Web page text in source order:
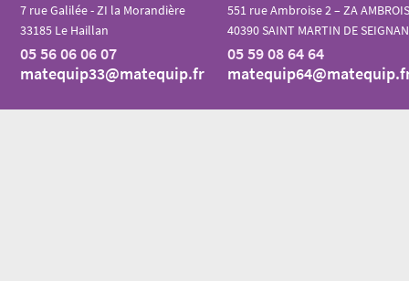
7 rue Galilée - ZI la Morandière
33185 Le Haillan
05 56 06 06 07
matequip33@matequip.fr
551 rue Ambroise 2 – ZA
40390 SAINT MARTIN DE
05 59 08 64 64